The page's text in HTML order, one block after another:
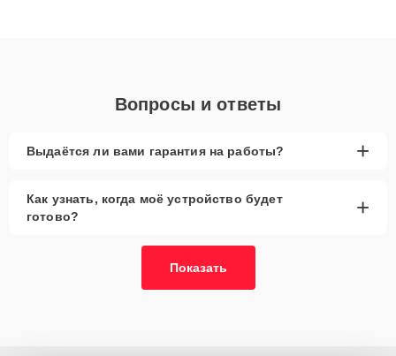
Вопросы и ответы
Выдаётся ли вами гарантия на работы? +
Как узнать, когда моё устройство будет
готово?
+
Показать